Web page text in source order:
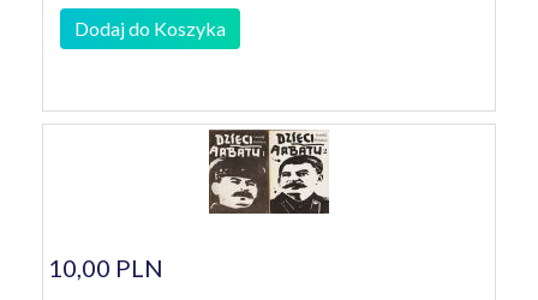
Dodaj do Koszyka
10,00 PLN